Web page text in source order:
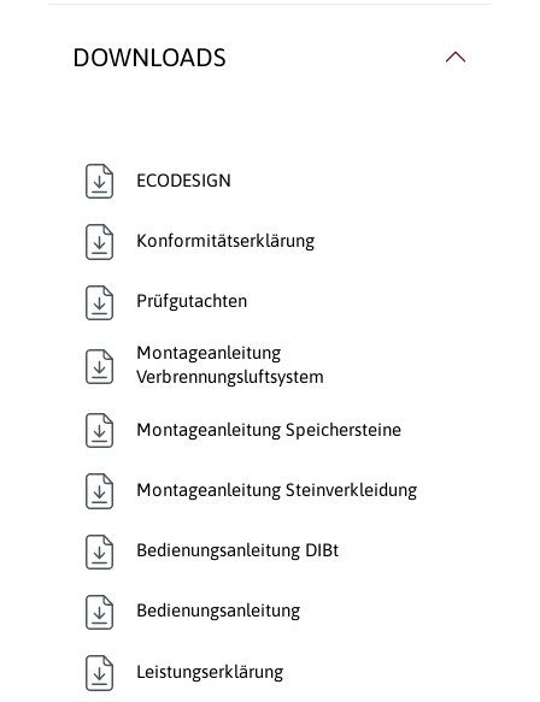
Typ:
Verbrennungsluft:
Raumluftunabhängig-
Verkleidungsmaterial: Speckstein
Wärmetransport: Luftführend
DOWNLOADS
ECODESIGN
Konformitätserklärung
Prüfgutachten
Montageanleitung
Verbrennungsluftsystem
Montageanleitung Speichersteine
Montageanleitung Steinverkleidung
Bedienungsanleitung DIBt
Bedienungsanleitung
Leistungserklärung